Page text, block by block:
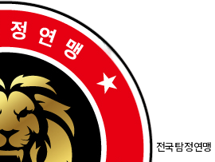
전국탐정연맹